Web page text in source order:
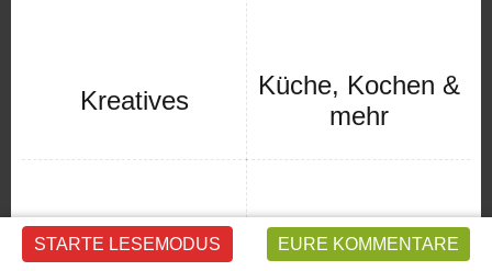
STARTE LESEMODUS EURE KOMMENTARE
Kreatives
Küche, Kochen &
mehr